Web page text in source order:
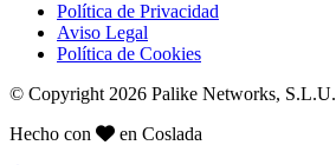
Política de Privacidad
Aviso Legal
Política de Cookies
© Copyright 2026 Palike Networks, S.L.U.
Hecho con
en Coslada